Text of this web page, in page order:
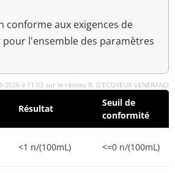
conforme aux exigences de
l'ensemble des paramètres
à 11:03 sur le réseau R. D'ECOYEUX-VENERAND
Résultat
Seuil de
conformité
<1 n/(100mL) <=0 n/(100mL)